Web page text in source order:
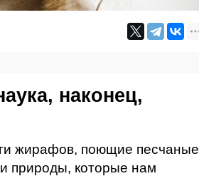
наконец,
жирафов, поющие песчаные
природы, которые нам